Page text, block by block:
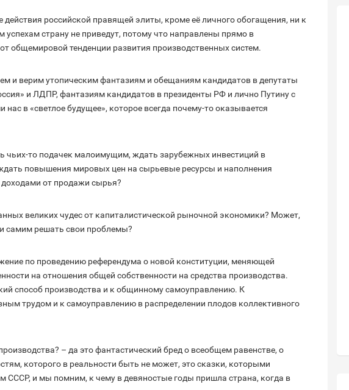
действия российской правящей элиты, кроме её личного обогащения, ни к
страну не приведут, потому что направлены прямо в
общемировой тенденции развития производственных систем.
и верим утопическим фантазиям и обещаниям кандидатов в депутаты
и ЛДПР, фантазиям кандидатов в президенты РФ и лично Путину с
в «светлое будущее», которое всегда почему-то оказывается
чьих-то подачек малоимущим, ждать зарубежных инвестиций в
повышения мировых цен на сырьевые ресурсы и наполнения
от продажи сырья?
великих чудес от капиталистической рыночной экономики? Может,
самим решать свои проблемы?
по проведению референдума о новой конституции, меняющей
на отношения общей собственности на средства производства.
способ производства и к общинному самоуправлению. К
трудом и к самоуправлению в распределении плодов коллективного
– да это фантастический бред о всеобщем равенстве, о
которого в реальности быть не может, это сказки, которыми
СССР, и мы помним, к чему в девяностые годы пришла страна, когда в